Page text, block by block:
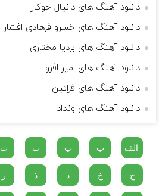
دانلود آهنگ های دانیال جوکار
دانلود آهنگ های خسرو فرهادی افشار
دانلود آهنگ های بردیا مختاری
دانلود آهنگ های امیر افرو
دانلود آهنگ های فرائین
دانلود آهنگ های ونداد
الف ب پ ت ث
ح خ د ذ ر